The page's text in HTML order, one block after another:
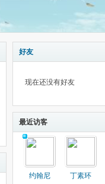
好友
现在还没有好友
最近访客
约翰尼
丁素环